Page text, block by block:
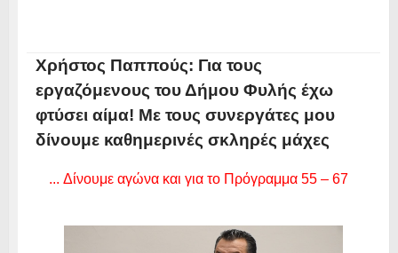
Χρήστος Παππούς: Για τους
εργαζόμενους του Δήμου Φυλής έχω
φτύσει αίμα! Με τους συνεργάτες μου
δίνουμε καθημερινές σκληρές μάχες
... Δίνουμε αγώνα και για το Πρόγραμμα 55 – 67